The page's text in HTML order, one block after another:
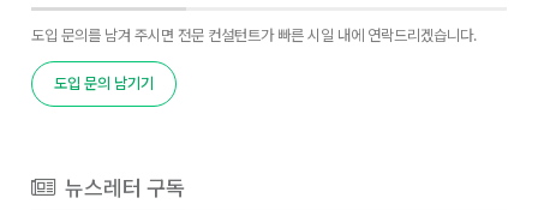
도입 문의를 남겨 주시면 전문 컨설턴트가 빠른 시일 내에 연락드리겠습니다.
도입 문의 남기기
뉴스레터 구독